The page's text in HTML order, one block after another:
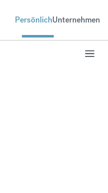
PersönlichUnternehmen